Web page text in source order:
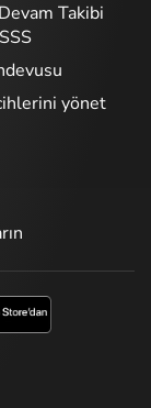
Takibi
yönet